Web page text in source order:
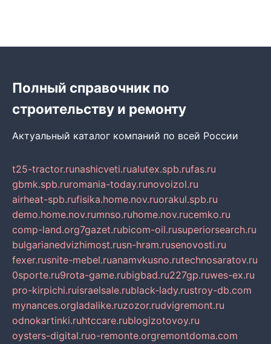
Полный справочник по
строительству и ремонту
Актуальный каталог компаний по всей России
t25-tractor.runashicveti.rualutex.spb.rufas.ru
gbmk.spb.ruromania-today.runovoizol.ru
airheat-spb.rufisika.home.nov.ruorakul.spb.ru
demo.home.nov.rumnso.ruhome.nov.rucemko.ru
comp-land.org7gazet.rubicom-oil.rusuperiorsearch.ru
bulgarianedvizhimost.rusn-hram.rusenovosti.ru
fexer.rusnite-mebel.ruanamvkusno.rutechnosaratov.ru
0sporte.ru9rota-game.rubigbad.ru227gp.ruwes-ex.ru
pro-kirpichi.ruisraelsale.rublack-lady.rustroy-db.com
mynances.orgladalike.ruzozor.rudvigremont.ru
odnokartinki.ruhtccare.rublogizotovoy.ru
oysters-digital.ruo-remonte.orgremontdoma.com